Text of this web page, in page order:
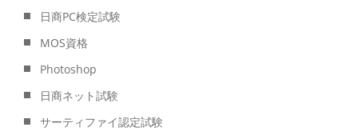
日商PC検定試験
MOS資格
Photoshop
日商ネット試験
サーティファイ認定試験